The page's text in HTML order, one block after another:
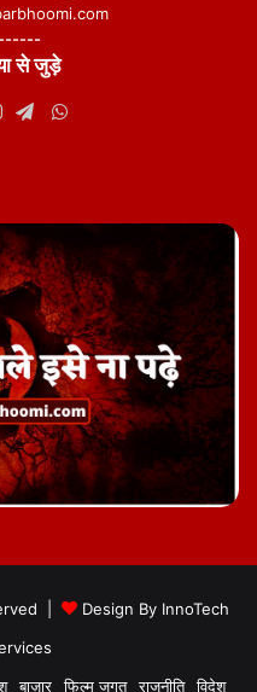
से जुड़े
WhatsApp
| Design By InnoTech
बाज़ार फिल्म जगत राजनीति विदेश